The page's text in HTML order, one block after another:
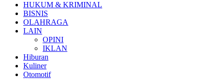
HUKUM & KRIMINAL
BISNIS
OLAHRAGA
LAIN
OPINI
IKLAN
Hiburan
Kuliner
Otomotif